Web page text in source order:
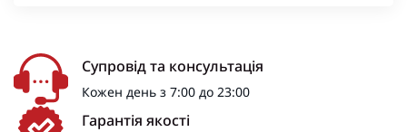
Супровід та консультація
Кожен день з 7:00 до 23:00
Гарантія якості